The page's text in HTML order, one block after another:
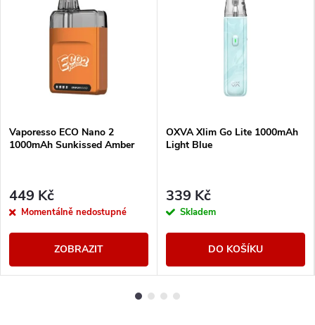
Vaporesso ECO Nano 2
1000mAh Sunkissed Amber
449 Kč
Momentálně nedostupné
ZOBRAZIT
OXVA Xlim Go Lite 1000mAh
Light Blue
339 Kč
Skladem
DO KOŠÍKU